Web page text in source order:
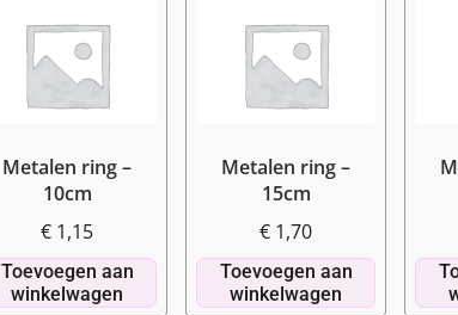
Metalen ring –
10cm
€ 1,15
Toevoegen aan
winkelwagen
Metalen ring –
15cm
€ 1,70
Toevoegen aan
winkelwagen